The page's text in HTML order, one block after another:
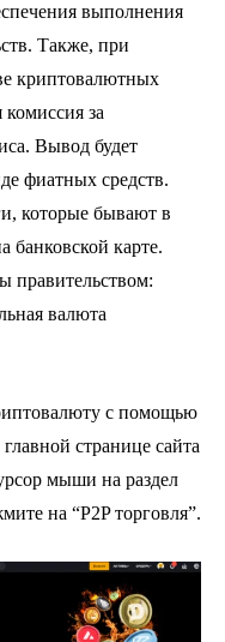
выполнения
Также, при
криптовалютных
комиссия за
Вывод будет
фиатных средств.
которые бывают в
банковской карте.
правительством:
валюта
с помощью
странице сайта
мыши на раздел
на “P2P торговля”.